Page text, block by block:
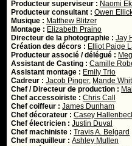
Producteur superviseur : Naomi
Producteur consultant :Owen
Musique : Matthew Blitzer
Montage : Elizabeth Praino
Directeur de la photographie :Jay
Création des décors : Elliot Paige
Producteur associé / délégué :
Assistant de Casting :Camille
Assistant montage : Emily Trio
Cadreur :Jacob Pinger, Mande
Chef / Directeur de production :
Chef accessoiriste :Chris Call
Chef coiffeur :James Dunham
Chef décorateur :Casey
Chef électricien :Justin Duval
Chef machiniste :Travis A. Belgard
Chef maquilleur :Ashley Mullen